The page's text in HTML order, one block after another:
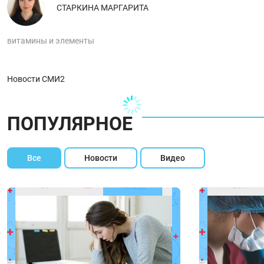
СТАРКИНА МАРГАРИТА
витамины и элементы
Новости СМИ2
ПОПУЛЯРНОЕ
Все Новости Видео